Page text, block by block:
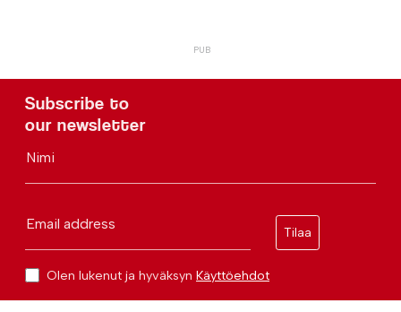
Subscribe to
our newsletter
Nimi
Email address
Tilaa
Olen lukenut ja hyväksyn Käyttöehdot